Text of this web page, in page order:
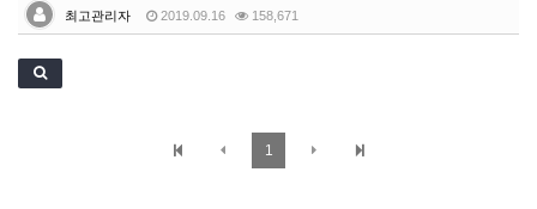
최고관리자 2019.09.16 158,671
1